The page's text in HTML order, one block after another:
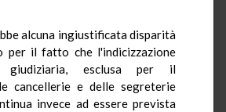
alcuna ingiustificata disparità
per il fatto che l'indicizzazione
giudiziaria, esclusa per il
cancellerie e delle segreterie
invece ad essere prevista